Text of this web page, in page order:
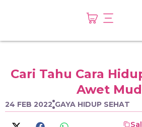
Cari Tahu Cara
Awet
24 FEB 2022 GAYA HIDUP SEHAT